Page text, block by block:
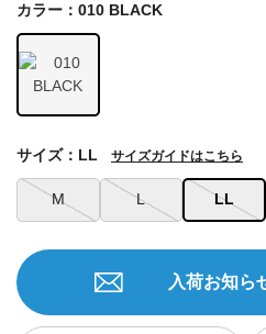
カラー：010 BLACK
M L LL
サイズ：LL サイズガイドはこちら
入荷お知ら